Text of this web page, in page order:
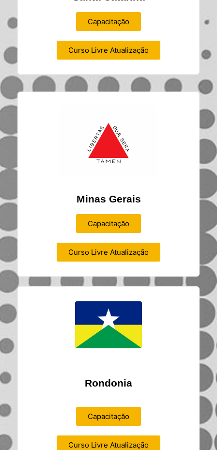
Capacitação
Curso Livre Atualização
Minas Gerais
Capacitação
Curso Livre Atualização
Rondonia
Capacitação
Curso Livre Atualização